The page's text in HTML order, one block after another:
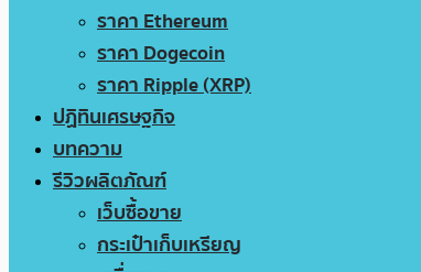
ราคา Ethereum
ราคา Dogecoin
ราคา Ripple (XRP)
ปฏิทินเศรษฐกิจ
บทความ
รีวิวผลิตภัณฑ์
เว็บซื้อขาย
กระเป๋าเก็บเหรียญ